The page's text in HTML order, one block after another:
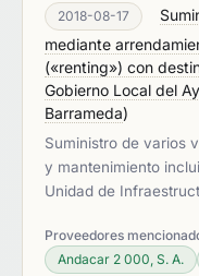
2018-08-17
mediante
(«renting») con
Gobierno Local del
Barrameda)
Suministro de varios
y mantenimiento
Unidad de
Proveedores
Andacar 2 000, S. A.